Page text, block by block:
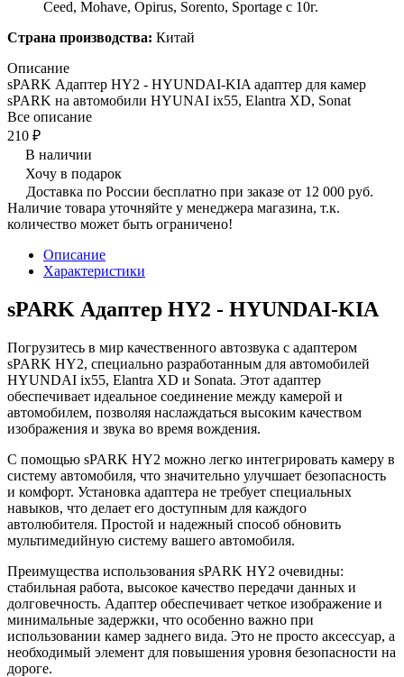
Ceed, Mohave, Opirus, Sorento, Sportage с 10г.
Страна производства: Китай
Описание
sPARK Адаптер HY2 - HYUNDAI-KIA адаптер для камер
sPARK на автомобили HYUNAI ix55, Elantra XD, Sonat
Все описание
210 ₽
В наличии
Хочу в подарок
Доставка по России бесплатно при заказе от 12 000 руб.
Наличие товара уточняйте у менеджера магазина, т.к.
количество может быть ограничено!
Описание
Характеристики
sPARK Адаптер HY2 - HYUNDAI-KIA
Погрузитесь в мир качественного автозвука с адаптером
sPARK HY2, специально разработанным для автомобилей
HYUNDAI ix55, Elantra XD и Sonata. Этот адаптер
обеспечивает идеальное соединение между камерой и
автомобилем, позволяя наслаждаться высоким качеством
изображения и звука во время вождения.
С помощью sPARK HY2 можно легко интегрировать камеру в
систему автомобиля, что значительно улучшает безопасность
и комфорт. Установка адаптера не требует специальных
навыков, что делает его доступным для каждого
автолюбителя. Простой и надежный способ обновить
мультимедийную систему вашего автомобиля.
Преимущества использования sPARK HY2 очевидны:
стабильная работа, высокое качество передачи данных и
долговечность. Адаптер обеспечивает четкое изображение и
минимальные задержки, что особенно важно при
использовании камер заднего вида. Это не просто аксессуар, а
необходимый элемент для повышения уровня безопасности на
дороге.